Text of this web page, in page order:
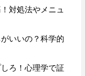
対処法やメニュ
いいの？科学的
ろ！心理学で証